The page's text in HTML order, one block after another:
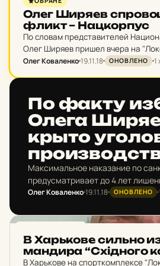
Олег Ширяев
фликт – Нац­кор­пус
По словам представителей
Олег Ширяев пришел вчера на
совершить давление на
Олег Коваленко19.11.18 ОНОВЛЕНО 1
По факту
Олега
крыто
Максимальное наказание по
предусматривает до 4 лет
Олег Коваленко19.11.18 ОНОВЛЕНО
В Харь­ко­ве сильно
ман­ди­ра “Схід­но­го
В Харькове на спорткомплексе